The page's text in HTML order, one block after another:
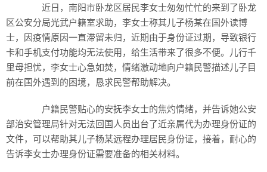
近日，南阳市卧龙区居民李女士匆匆忙忙的来到了卧龙
区公安分局光武户籍室求助，李女士称其儿子杨某在国外读博
士，因疫情原因一直滞留未归，近期由于身份证过期，导致银行
卡和手机支付功能均无法使用，给生活带来了很多不便。儿行千
里母担忧，李女士心急如焚，情绪激动地向户籍民警描述儿子目
前在国外遇到的困境，恳求民警帮助解决。
户籍民警贴心的安抚李女士的焦灼情绪，并告诉她公安
部治安管理局针对无法回国人员出台了近亲属代为办理身份证的
文件，可以帮助其儿子杨某远程办理居民身份证，接着，耐心的
告诉李女士办理身份证需要准备的相关材料。